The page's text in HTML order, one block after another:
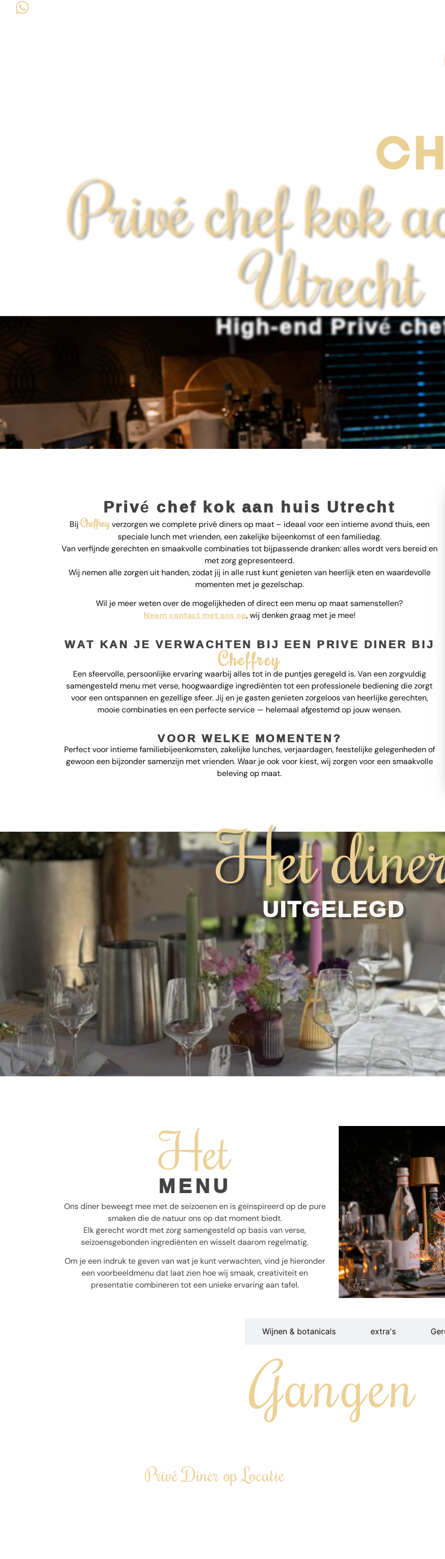
Privé chef kok
Utrecht
High-end Privé
Privé chef kok aan huis Utrecht
Bij Cheffreyverzorgen we complete privé diners op maat – ideaal voor een intieme avond thuis, een
speciale lunch met vrienden, een zakelijke bijeenkomst of een familiedag.
Van verfijnde gerechten en smaakvolle combinaties tot bijpassende dranken: alles wordt vers bereid en
met zorg gepresenteerd.
Wij nemen alle zorgen uit handen, zodat jij in alle rust kunt genieten van heerlijk eten en waardevolle
momenten met je gezelschap.
Wil je meer weten over de mogelijkheden of direct een menu op maat samenstellen?
Neem contact met ons op, wij denken graag met je mee!
WAT KAN JE VERWACHTEN BIJ EEN PRIVE DINER BIJ
Cheffrey
Een sfeervolle, persoonlijke ervaring waarbij alles tot in de puntjes geregeld is. Van een zorgvuldig
samengesteld menu met verse, hoogwaardige ingrediënten tot een professionele bediening die zorgt
voor een ontspannen en gezellige sfeer. Jij en je gasten genieten zorgeloos van heerlijke gerechten,
mooie combinaties en een perfecte service — helemaal afgestemd op jouw wensen.
VOOR WELKE MOMENTEN?
Perfect voor intieme familiebijeenkomsten, zakelijke lunches, verjaardagen, feestelijke gelegenheden of
gewoon een bijzonder samenzijn met vrienden. Waar je ook voor kiest, wij zorgen voor een smaakvolle
beleving op maat.
Het
UITGELEGD
Het
MENU
Ons diner beweegt mee met de seizoenen en is geïnspireerd op de pure
smaken die de natuur ons op dat moment biedt.
Elk gerecht wordt met zorg samengesteld op basis van verse,
seizoensgebonden ingrediënten en wisselt daarom regelmatig.
Om je een indruk te geven van wat je kunt verwachten, vind je hieronder
een voorbeeldmenu dat laat zien hoe wij smaak, creativiteit en
presentatie combineren tot een unieke ervaring aan tafel.
Wijnen & botanicals extra's
Gangen
“Chef aan huis, op kantoor of tijdens jouw event…”
Privé Diner op Locatie